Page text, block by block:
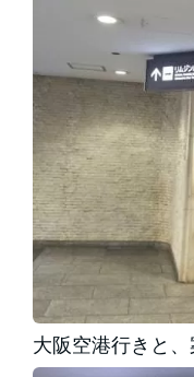
大阪空港行きと、